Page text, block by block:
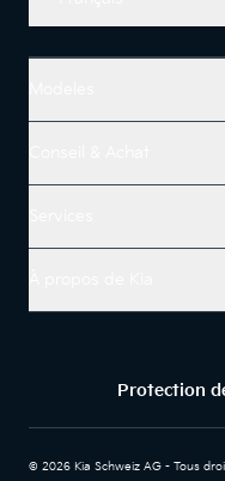
Protection
© 2026 Kia Schweiz AG - Tous